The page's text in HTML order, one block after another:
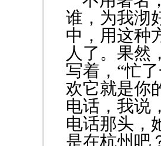
谁，为我沏
中，用这种
人了。果然
写着，“忙
欢它就是你
电话，我说
电话那头，
是在杭州吧